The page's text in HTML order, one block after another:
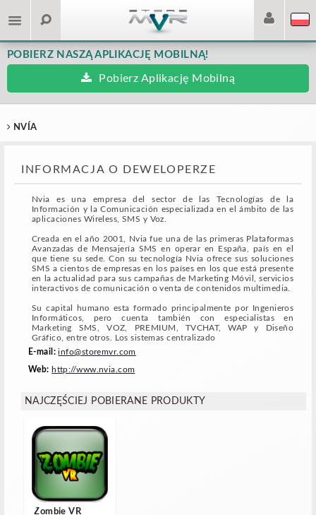
POBIERZ NASZĄ APLIKACJĘ MOBILNĄ!
Pobierz Aplikację Mobilną
NVÍA
INFORMACJA O DEWELOPERZE
Nvia es una empresa del sector de las Tecnologías de la
Información y la Comunicación especializada en el ámbito de las
aplicaciones Wireless, SMS y Voz.
Creada en el año 2001, Nvia fue una de las primeras Plataformas
Avanzadas de Mensajería SMS en operar en España, país en el
que tiene su sede. Con su tecnología Nvia ofrece sus soluciones
SMS a cientos de empresas en los países en los que está presente
en la actualidad para sus campañas de Marketing Móvil, servicios
interactivos de comunicación o venta de contenidos multimedia.
Su capital humano esta formado principalmente por Ingenieros
Informáticos, pero cuenta también con especialistas en
Marketing SMS, VOZ, PREMIUM, TVCHAT, WAP y Diseño
Gráfico, entre otros. Los sistemas centralizado
E-mail: info@storemvr.com
Web: http://www.nvia.com
NAJCZĘŚCIEJ POBIERANE PRODUKTY
Zombie VR